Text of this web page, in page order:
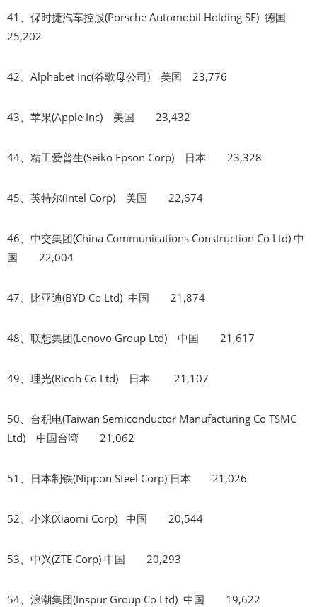
41、保时捷汽车控股(Porsche Automobil Holding SE) 德国
25,202
42、Alphabet Inc(谷歌母公司) 美国 23,776
43、苹果(Apple Inc) 美国 23,432
44、精工爱普生(Seiko Epson Corp) 日本 23,328
45、英特尔(Intel Corp) 美国 22,674
46、中交集团(China Communications Construction Co Ltd) 中
国 22,004
47、比亚迪(BYD Co Ltd) 中国 21,874
48、联想集团(Lenovo Group Ltd) 中国 21,617
49、理光(Ricoh Co Ltd) 日本 21,107
50、台积电(Taiwan Semiconductor Manufacturing Co TSMC
Ltd) 中国台湾 21,062
51、日本制铁(Nippon Steel Corp) 日本 21,026
52、小米(Xiaomi Corp) 中国 20,544
53、中兴(ZTE Corp) 中国 20,293
54、浪潮集团(Inspur Group Co Ltd) 中国 19,622